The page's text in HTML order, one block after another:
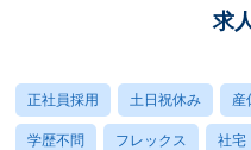
求
正社員採用 土日祝休み 産
学歴不問 フレックス 社宅